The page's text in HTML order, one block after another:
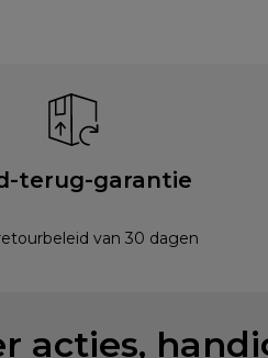
terug-garantie
van 30 dagen
acties,